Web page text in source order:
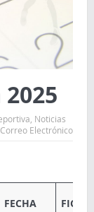
Noticias
Correo Electrónico
FECHA FICHA